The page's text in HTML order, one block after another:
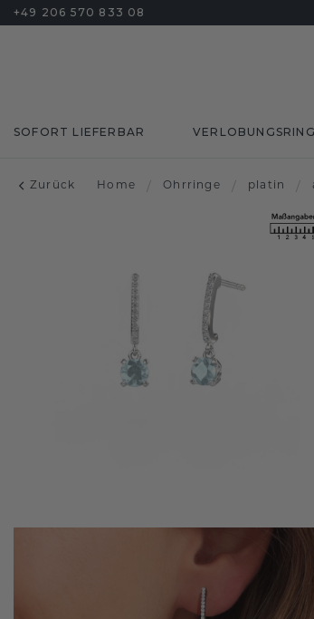
+49 206 570 833 08
SOFORT LIEFERBAR
Zurück Home / Ohrringe / platin /